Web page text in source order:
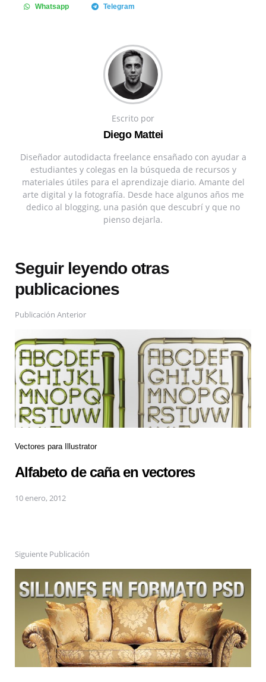
Whatsapp Telegram
Escrito por
Diego Mattei
Diseñador autodidacta freelance ensañado con ayudar a
estudiantes y colegas en la búsqueda de recursos y
materiales útiles para el aprendizaje diario. Amante del
arte digital y la fotografía. Desde hace algunos años me
dedico al blogging, una pasión que descubrí y que no
pienso dejarla.
Seguir leyendo otras
publicaciones
Publicación Anterior
Vectores para Illustrator
Alfabeto de caña en vectores
10 enero, 2012
Siguiente Publicación